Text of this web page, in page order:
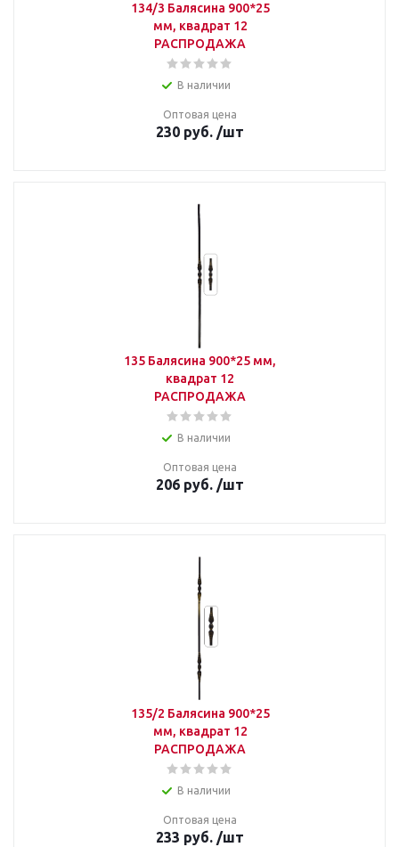
134/3 Балясина 900*25
мм, квадрат 12
РАСПРОДАЖА
В наличии
Оптовая цена
230 руб. /шт
135 Балясина 900*25 мм,
квадрат 12
РАСПРОДАЖА
В наличии
Оптовая цена
206 руб. /шт
135/2 Балясина 900*25
мм, квадрат 12
РАСПРОДАЖА
В наличии
Оптовая цена
233 руб. /шт